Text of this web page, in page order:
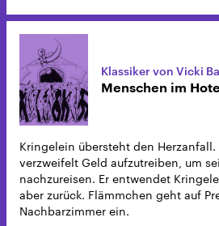
Klassiker von Vicki
Menschen im
Kringelein übersteht den
verzweifelt Geld aufzutreiben, um
nachzureisen. Er entwendet
aber zurück. Flämmchen geht auf
Nachbarzimmer ein.